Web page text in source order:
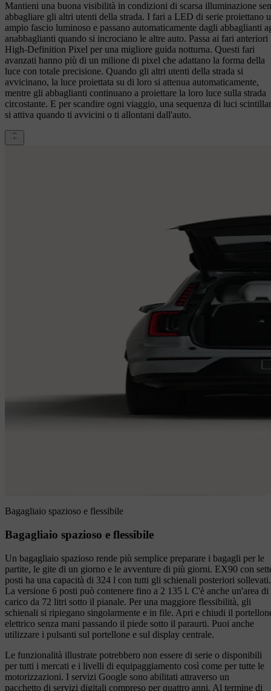
Mantieni una buona visibilità in condizioni di scarsa illuminazione
abbagliare gli altri utenti della strada. I fari a LED di serie proiettano
ampio fascio luminoso e passano automaticamente dagli abbaglianti
anabbaglianti quando si incrociano le altre auto. Passa ai fari anteriori
High-Definition Pixel per una migliore guida notturna. Questi fari
avanzati hanno più di un milione di pixel che adattano la forma della
luce con totale precisione. Quando gli altri utenti della strada si
avvicinano, la luce proiettata su di loro si attenua automaticamente,
mentre gli abbaglianti continuano a proiettare la loro luce sulla strada
circostante. E per scandire ogni viaggio, una sequenza di luci
si attiva quando ti avvicini o ti allontani dall'auto.
Bagagliaio spazioso e flessibile
Bagagliaio spazioso e flessibile
Un bagagliaio spazioso rende più semplice preparare i bagagli per le
partite, le gite di un giorno e le avventure di più giorni. EX90 con
posti ha una capacità di 324 l con tutti gli schienali posteriori sollevati.
La versione 6 posti può contenere fino a 2 135 l. C'è anche un'area di
carico da 72 litri sotto il pianale. Per una maggiore flessibilità, gli
schienali si ripiegano singolarmente e in file. Apri e chiudi il
elettrico senza mani passando il piede sotto il paraurti. Puoi anche
utilizzare i pulsanti sul portellone e sul display centrale.
Le funzionalità illustrate potrebbero non essere di serie o disponibili
per tutti i mercati e i livelli di equipaggiamento così come per tutte le
motorizzazioni. I servizi Google sono abilitati attraverso un
pacchetto di servizi digitali compreso per quattro anni. Al termine di